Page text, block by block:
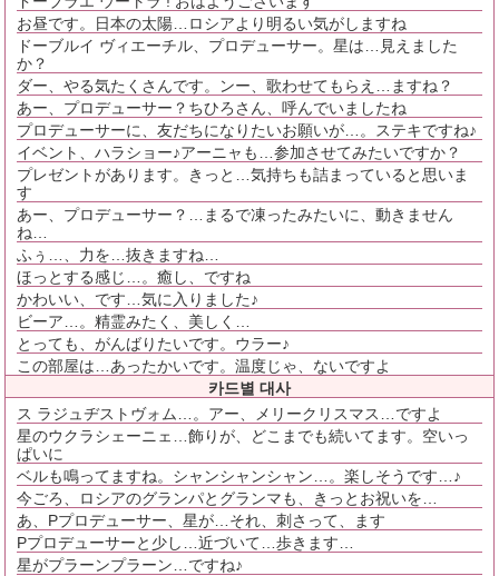
お昼です。日本の太陽…ロシアより明るい気がしますね
ドーブルイ ヴィエーチル、プロデューサー。星は…見えました
か？
ダー、やる気たくさんです。ンー、歌わせてもらえ…ますね？
あー、プロデューサー？ちひろさん、呼んでいましたね
プロデューサーに、友だちになりたいお願いが…。ステキですね♪
イベント、ハラショー♪アーニャも…参加させてみたいですか？
プレゼントがあります。きっと…気持ちも詰まっていると思いま
す
あー、プロデューサー？…まるで凍ったみたいに、動きません
ね…
ふぅ…、力を…抜きますね…
ほっとする感じ…。癒し、ですね
かわいい、です…気に入りました♪
ビーア…。精霊みたく、美しく…
とっても、がんばりたいです。ウラー♪
この部屋は…あったかいです。温度じゃ、ないですよ
카드별 대사
ス ラジュヂストヴォム…。アー、メリークリスマス…ですよ
星のウクラシェーニェ…飾りが、どこまでも続いてます。空いっ
ぱいに
ベルも鳴ってますね。シャンシャンシャン…。楽しそうです…♪
今ごろ、ロシアのグランパとグランマも、きっとお祝いを…
あ、Pプロデューサー、星が…それ、刺さって、ます
Pプロデューサーと少し…近づいて…歩きます…
星がプラーンプラーン…ですね♪